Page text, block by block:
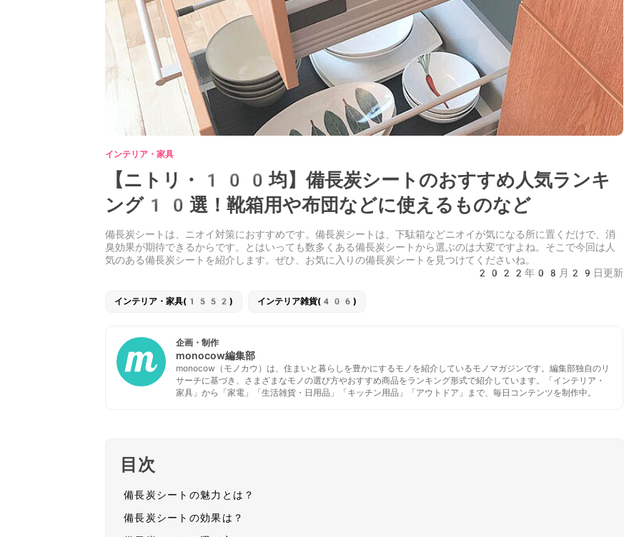
インテリア・家具
【ニトリ・100均】備長炭シートのおすすめ人気ランキ
ング10選！靴箱用や布団などに使えるものなど
備長炭シートは、ニオイ対策におすすめです。備長炭シートは、下駄箱などニオイが気になる所に置くだけで、消
臭効果が期待できるからです。とはいっても数多くある備長炭シートから選ぶのは大変ですよね。そこで今回は人
気のある備長炭シートを紹介します。ぜひ、お気に入りの備長炭シートを見つけてくださいね。
2022年08月29日更新
インテリア・家具(1552) インテリア雑貨(406)
企画・制作
monocow編集部
monocow（モノカウ）は、住まいと暮らしを豊かにするモノを紹介しているモノマガジンです。編集部独自のリ
サーチに基づき、さまざまなモノの選び方やおすすめ商品をランキング形式で紹介しています。「インテリア・
家具」から「家電」「生活雑貨・日用品」「キッチン用品」「アウトドア」まで、毎日コンテンツを制作中。
目次
備長炭シートの魅力とは？
備長炭シートの効果は？